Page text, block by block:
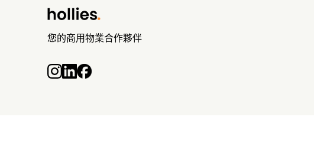
您的商用物業合作夥伴